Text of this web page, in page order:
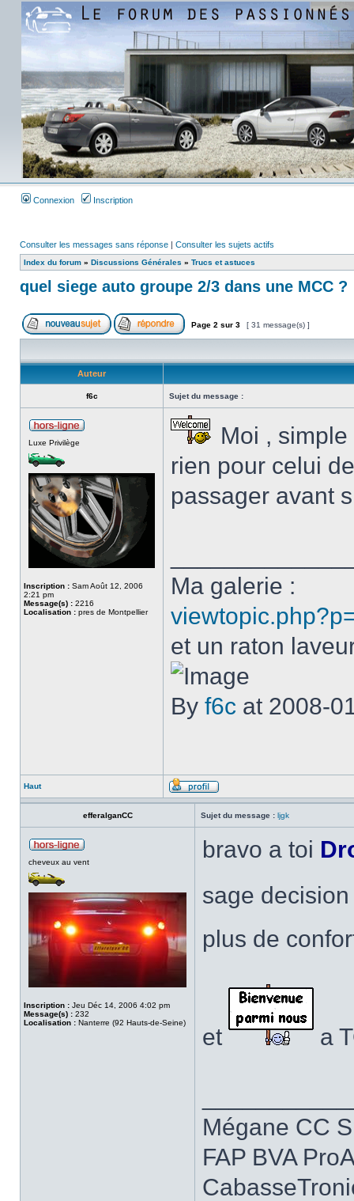
Connexion Inscription
Consulter les messages sans réponse | Consulter les sujets actifs
Index du forum » Discussions Générales » Trucs et astuces
quel siege auto groupe 2/3 dans une MCC ?
Page 2 sur 3 [ 31 message(s) ]
Auteur
f6c Sujet du message :
Luxe Privilège
Inscription : Sam Août 12, 2006
2:21 pm
Message(s) : 2216
Localisation : pres de Montpellier
Moi ,
rien pour celui
passager avant
Ma galerie :
et un raton
By f6c at 2008-
Haut
efferalganCC Sujet du message : ljgk
cheveux au vent
Inscription : Jeu Déc 14, 2006 4:02 pm
Message(s) : 232
Localisation : Nanterre (92 Hauts-de-Seine)
bravo a toi
sage
plus de
et a
Mégane CC
FAP BVA